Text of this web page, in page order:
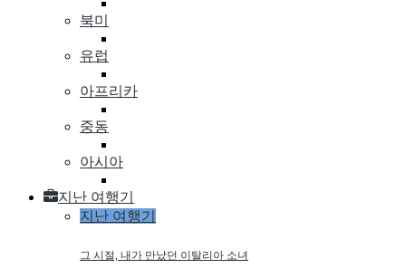
북미
유럽
아프리카
중동
아시아
지난 여행기
지난 여행기
그 시절, 내가 만났던 이탈리아 소녀